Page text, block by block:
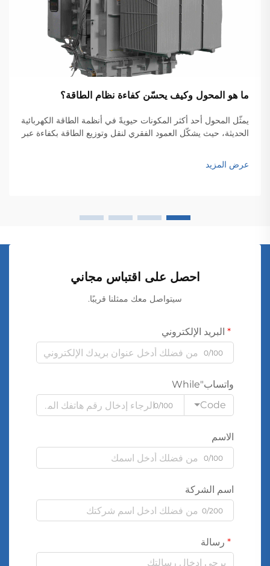
ما هو المحول وكيف يحسّن كفاءة نظام الطاقة؟
يمثّل المحول أحد أكثر المكونات حيويةً في أنظمة الطاقة الكهربائية
الحديثة، حيث يشكّل العمود الفقري لنقل وتوزيع الطاقة بكفاءة عبر
السلس للجهد الكهربائي بين المستويات المختلفة...
عرض المزيد
احصل على اقتباس مجاني
سيتواصل معك ممثلنا قريبًا.
البريد الإلكتروني
0/100
واتساب"While
Code
0/100
الاسم
0/100
اسم الشركة
0/200
رسالة